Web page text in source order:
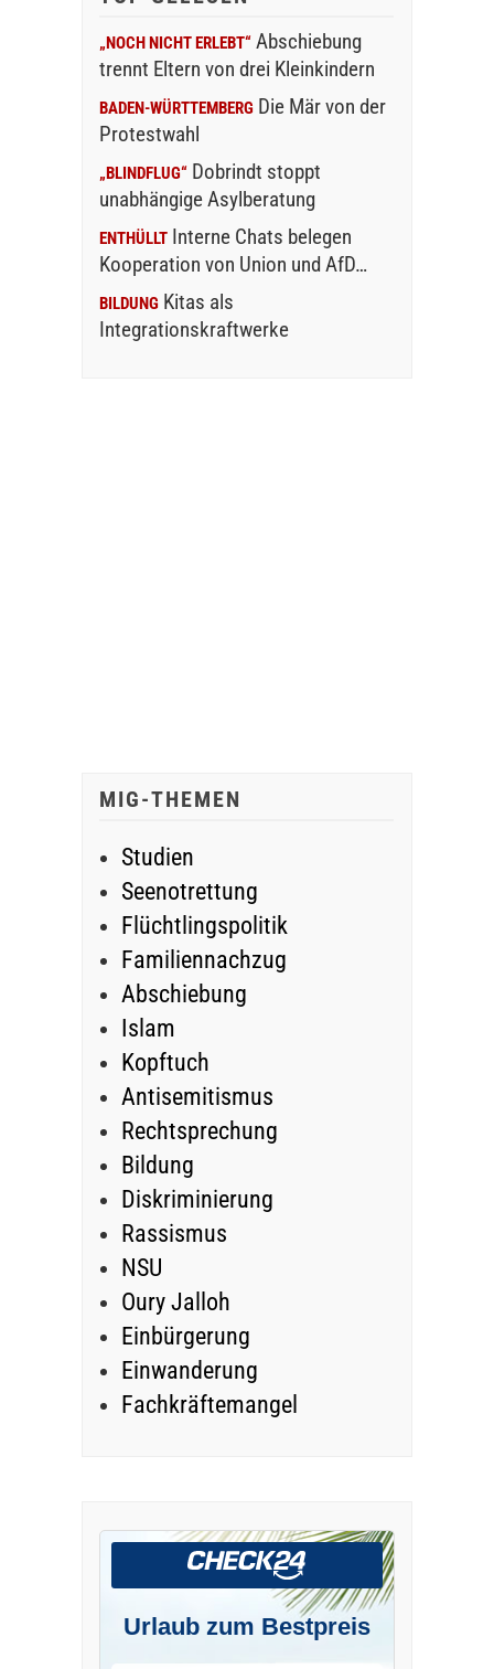
„NOCH NICHT ERLEBT“ Abschiebung
trennt Eltern von drei Kleinkindern
BADEN-WÜRTTEMBERG Die Mär von der
Protestwahl
„BLINDFLUG“ Dobrindt stoppt
unabhängige Asylberatung
ENTHÜLLT Interne Chats belegen
Kooperation von Union und AfD…
BILDUNG Kitas als
Integrationskraftwerke
MIG-THEMEN
Studien
Seenotrettung
Flüchtlingspolitik
Familiennachzug
Abschiebung
Islam
Kopftuch
Antisemitismus
Rechtsprechung
Bildung
Diskriminierung
Rassismus
NSU
Oury Jalloh
Einbürgerung
Einwanderung
Fachkräftemangel
Urlaub zum Bestpreis